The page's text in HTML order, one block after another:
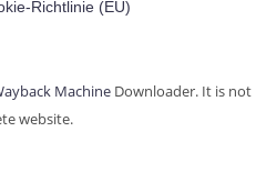
Richtlinie (EU)
Machine Downloader. It is not
website.